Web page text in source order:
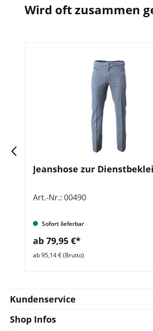
Wird oft zusammen
Jeanshose zur
Art.-Nr.: 00490
Sofort lieferbar
ab 79,95 €*
ab 95,14 € (Brutto)
Kundenservice
Shop Infos